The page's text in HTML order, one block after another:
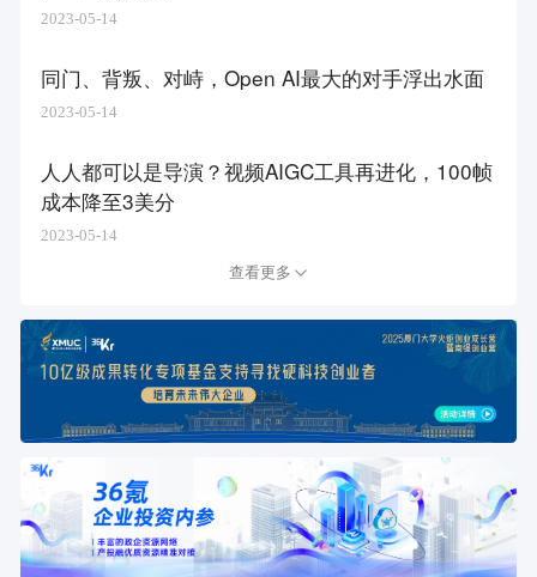
2023-05-14
同门、背叛、对峙，Open AI最大的对手浮出水面
2023-05-14
人人都可以是导演？视频AIGC工具再进化，100帧
成本降至3美分
2023-05-14
查看更多